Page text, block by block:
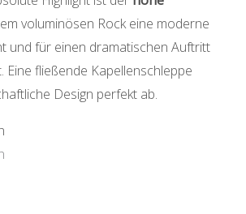
voluminösen Rock eine moderne
und für einen dramatischen Auftritt
Eine fließende Kapellenschleppe
Design perfekt ab.